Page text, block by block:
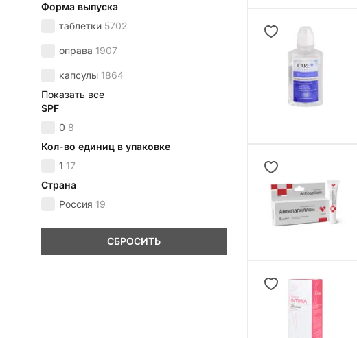
Форма выпуска
таблетки 5702
оправа 1907
капсулы 1864
Показать все
SPF
0 8
Кол-во единиц в упаковке
1 17
Страна
Россия 19
СБРОСИТЬ